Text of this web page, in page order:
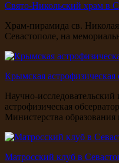
Свято-Никольский храм в
Храм-пирамида св.
Севастополе, на
Крымская
Научно-
астрофизическая
Министерства
Матросский клуб в